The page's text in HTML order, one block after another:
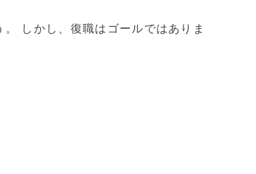
しかし、復職はゴールではありま